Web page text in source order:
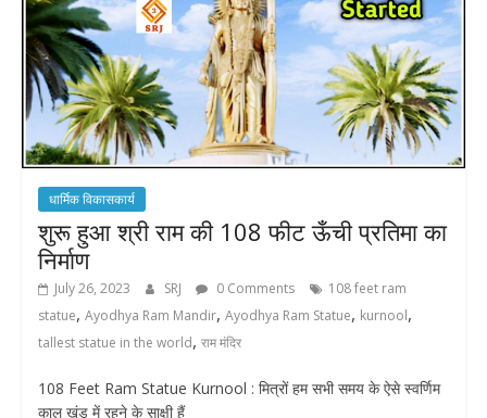
धार्मिक विकासकार्य
शुरू हुआ श्री राम की 108 फीट ऊँची प्रतिमा का
निर्माण
July 26, 2023 SRJ 0 Comments
108 feet ram
statue, Ayodhya Ram Mandir, Ayodhya Ram Statue, kurnool,
tallest statue in the world, राम मंदिर
108 Feet Ram Statue Kurnool : मित्रों हम सभी समय के ऐसे स्वर्णिम
काल खंड में रहने के साक्षी हैं